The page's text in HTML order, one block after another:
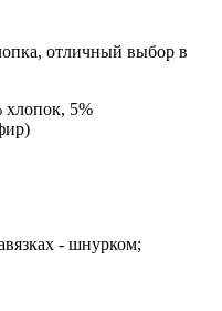
отличный выбор в
хлопок, 5%
- шнурком;